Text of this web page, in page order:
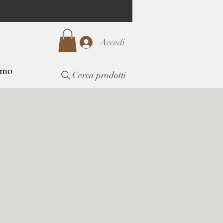
Accedi
Cerca prodotti